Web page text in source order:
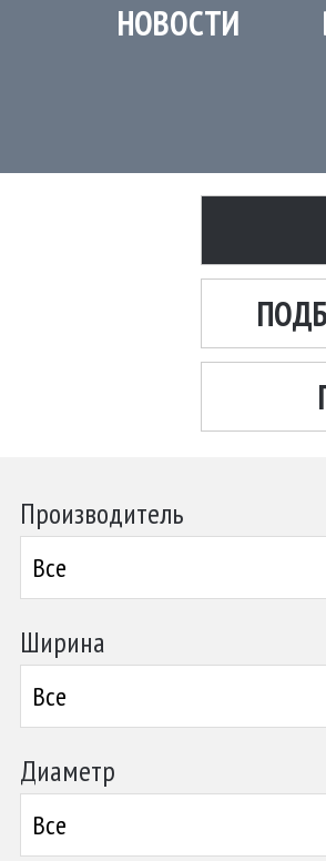
НОВОСТИ
Производитель
Все
Ширина
Все
Диаметр
Все